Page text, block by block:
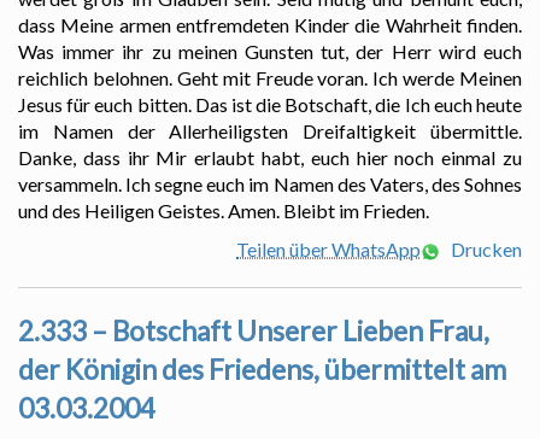
dass Meine armen entfremdeten Kinder die Wahrheit finden.
Was immer ihr zu meinen Gunsten tut, der Herr wird euch
reichlich belohnen. Geht mit Freude voran. Ich werde Meinen
Jesus für euch bitten. Das ist die Botschaft, die Ich euch heute
im Namen der Allerheiligsten Dreifaltigkeit übermittle.
Danke, dass ihr Mir erlaubt habt, euch hier noch einmal zu
versammeln. Ich segne euch im Namen des Vaters, des Sohnes
und des Heiligen Geistes. Amen. Bleibt im Frieden.
Teilen über WhatsApp
Drucken
2.333 – Botschaft Unserer Lieben Frau,
der Königin des Friedens, übermittelt am
03.03.2004